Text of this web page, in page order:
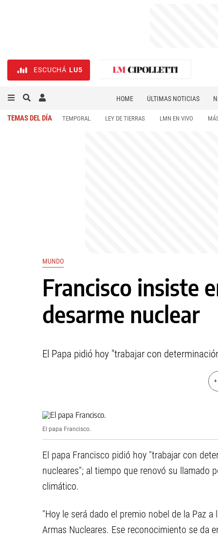
ESCUCHÁ LU5
HOME ÚLTIMAS NOTICIAS
TEMAS DEL DÍA TEMPORAL LEY DE TIERRAS LMN EN VIVO
MUNDO
Francisco insiste
desarme nuclear
El Papa pidió hoy "trabajar con
El papa Francisco.
El papa Francisco pidió hoy "trabajar con
nucleares"; al tiempo que renovó su llamado
climático.
"Hoy le será dado el premio nobel de la Paz
Armas Nucleares. Ese reconocimiento se da